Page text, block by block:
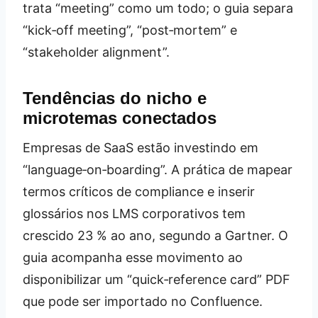
trata “meeting” como um todo; o guia separa
“kick‑off meeting”, “post‑mortem” e
“stakeholder alignment”.
Tendências do nicho e
microtemas conectados
Empresas de SaaS estão investindo em
“language‑on‑boarding”. A prática de mapear
termos críticos de compliance e inserir
glossários nos LMS corporativos tem
crescido 23 % ao ano, segundo a Gartner. O
guia acompanha esse movimento ao
disponibilizar um “quick‑reference card” PDF
que pode ser importado no Confluence.